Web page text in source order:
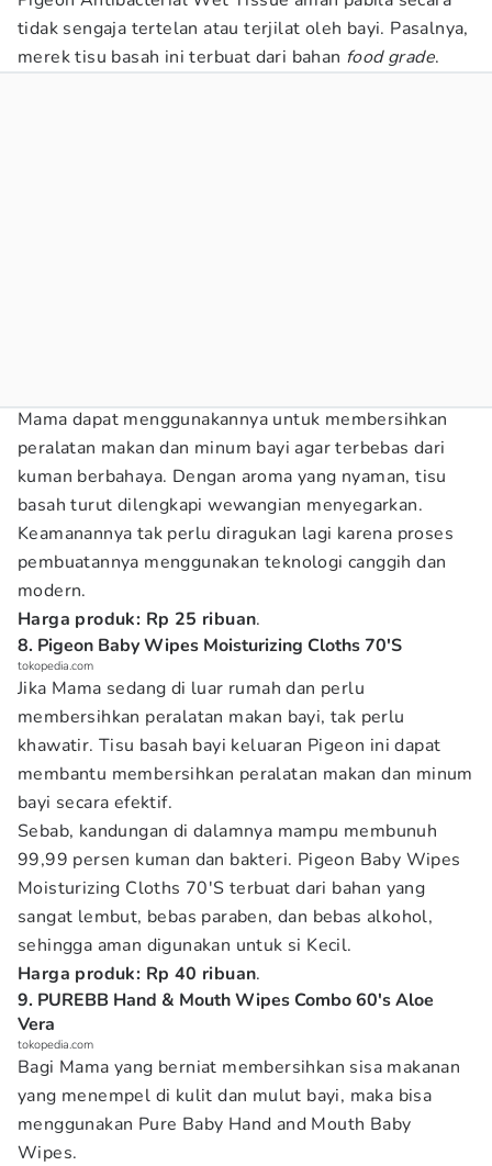
tidak sengaja tertelan atau terjilat oleh bayi. Pasalnya,
merek tisu basah ini terbuat dari bahan food grade.
Mama dapat menggunakannya untuk membersihkan
peralatan makan dan minum bayi agar terbebas dari
kuman berbahaya. Dengan aroma yang nyaman, tisu
basah turut dilengkapi wewangian menyegarkan.
Keamanannya tak perlu diragukan lagi karena proses
pembuatannya menggunakan teknologi canggih dan
modern.
Harga produk: Rp 25 ribuan.
8. Pigeon Baby Wipes Moisturizing Cloths 70'S
tokopedia.com
Jika Mama sedang di luar rumah dan perlu
membersihkan peralatan makan bayi, tak perlu
khawatir. Tisu basah bayi keluaran Pigeon ini dapat
membantu membersihkan peralatan makan dan minum
bayi secara efektif.
Sebab, kandungan di dalamnya mampu membunuh
99,99 persen kuman dan bakteri. Pigeon Baby Wipes
Moisturizing Cloths 70'S terbuat dari bahan yang
sangat lembut, bebas paraben, dan bebas alkohol,
sehingga aman digunakan untuk si Kecil.
Harga produk: Rp 40 ribuan.
9. PUREBB Hand & Mouth Wipes Combo 60's Aloe
Vera
tokopedia.com
Bagi Mama yang berniat membersihkan sisa makanan
yang menempel di kulit dan mulut bayi, maka bisa
menggunakan Pure Baby Hand and Mouth Baby
Wipes.